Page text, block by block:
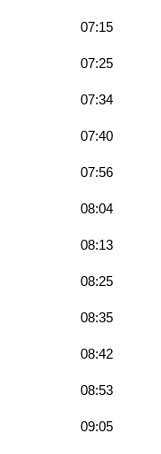
07:15
07:25
07:34
07:40
07:56
08:04
08:13
08:25
08:35
08:42
08:53
09:05